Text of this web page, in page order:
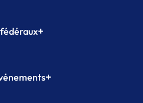
+
Formation
+